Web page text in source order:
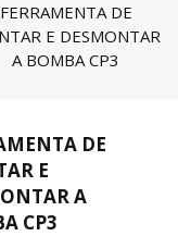
FERRAMENTA DE
E DESMONTAR
A BOMBA CP3
DE
E
A
CP3